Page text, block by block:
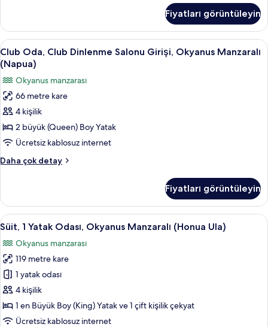
Salonu
Girişi,
Okyanus
Manzaralı
(Napua)
hakkında
daha
fazla
detay
Fiyatları görüntüleyin
Club
Oda,
Club
Dinlenme
Salonu
Girişi,
Okyanus
Manzaralı
(Napua)
için
fotoğrafları
görün
Kaliteli yatak takımı, odada kasa,
3
Club Oda, Club Dinlenme Salonu Girişi, Okyanus Manzaralı
(Napua)
Okyanus manzarası
66 metre kare
4 kişilik
2 büyük (Queen) Boy Yatak
Ücretsiz kablosuz internet
Daha çok detay
Club
Salonu
Girişi,
Okyanus
(Napua)
hakkında
daha
fazla
detay
Fiyatları görüntüleyin
Süit,
1
Yatak
Odası,
Okyanus
Manzaralı
(Honua
Ula)
Süit, 1 Yatak Odası, Okyanus
3
Süit, 1 Yatak Odası, Okyanus Manzaralı (Honua Ula)
Okyanus manzarası
119 metre kare
1 yatak odası
4 kişilik
1 en Büyük Boy (King) Yatak ve 1 çift kişilik çekyat
Ücretsiz kablosuz internet